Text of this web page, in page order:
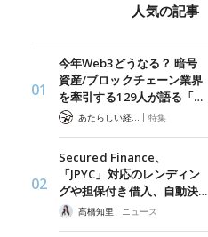
人気の記事
今年Web3どうなる？ 暗号
資産/ブロックチェーン業界
を牽引する129人が語る「…
| 特集
Secured Finance、
「JPYC」対応のレンディン
グや担保付き借入、自動決…
髙橋知里 | ニュース